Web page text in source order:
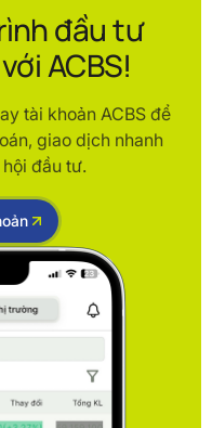
đầu tư
ACBS!
tài khoản ACBS để
giao dịch nhanh
đầu tư.